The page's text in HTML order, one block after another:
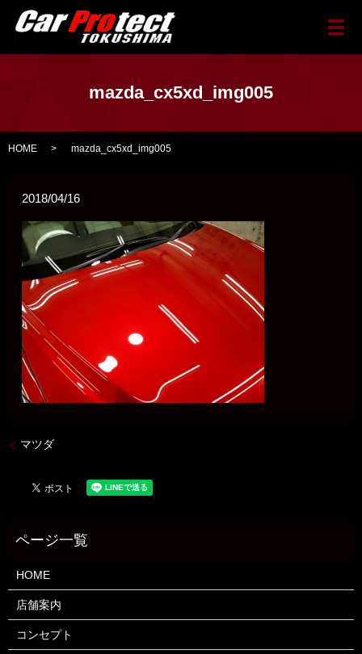
メ
mazda_cx5xd_img005
HOME mazda_cx5xd_img005
2018/04/16
マツダ
HOME
店舗案内
コンセプト